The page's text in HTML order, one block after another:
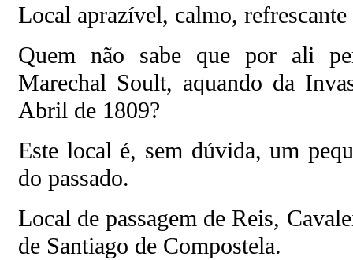
Local aprazível, calmo, refrescante
Quem não sabe que por ali
Marechal Soult, aquando da
Abril de 1809?
Este local é, sem dúvida, um
do passado.
Local de passagem de Reis,
de Santiago de Compostela.